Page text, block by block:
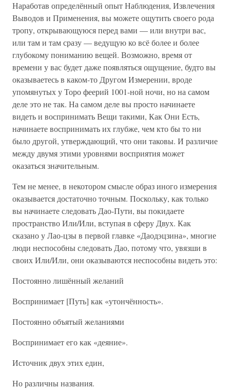
Наработав определённый опыт Наблюдения, Извлечения
Выводов и Применения, вы можете ощутить своего рода
тропу, открывающуюся перед вами — или внутри вас,
или там и там сразу — ведущую ко всё более и более
глубокому пониманию вещей. Возможно, время от
времени у вас будет даже появляться ощущение, будто вы
оказываетесь в каком-то Другом Измерении, вроде
упомянутых у Торо феерий 1001-ной ночи, но на самом
деле это не так. На самом деле вы просто начинаете
видеть и воспринимать Вещи такими, Как Они Есть,
начинаете воспринимать их глубже, чем кто бы то ни
было другой, утверждающий, что они таковы. И различие
между двумя этими уровнями восприятия может
оказаться значительным.
Тем не менее, в некотором смысле образ иного измерения
оказывается достаточно точным. Поскольку, как только
вы начинаете следовать Дао-Пути, вы покидаете
пространство Или/Или, вступая в сферу Двух. Как
сказано у Лао-цзы в первой главке «Даодэцзина», многие
люди неспособны следовать Дао, потому что, увязши в
своих Или/Или, они оказываются неспособны видеть это:
Постоянно лишённый желаний
Воспринимает [Путь] как «утончённость».
Постоянно объятый желаниями
Воспринимает его как «деяние».
Источник двух этих един,
Но различны названия.